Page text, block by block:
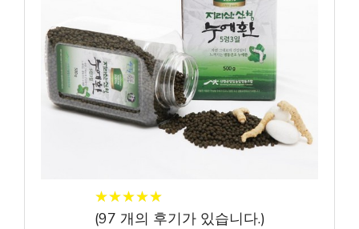
★★★★★
★★★★★
(97 개의 후기가 있습니다.)